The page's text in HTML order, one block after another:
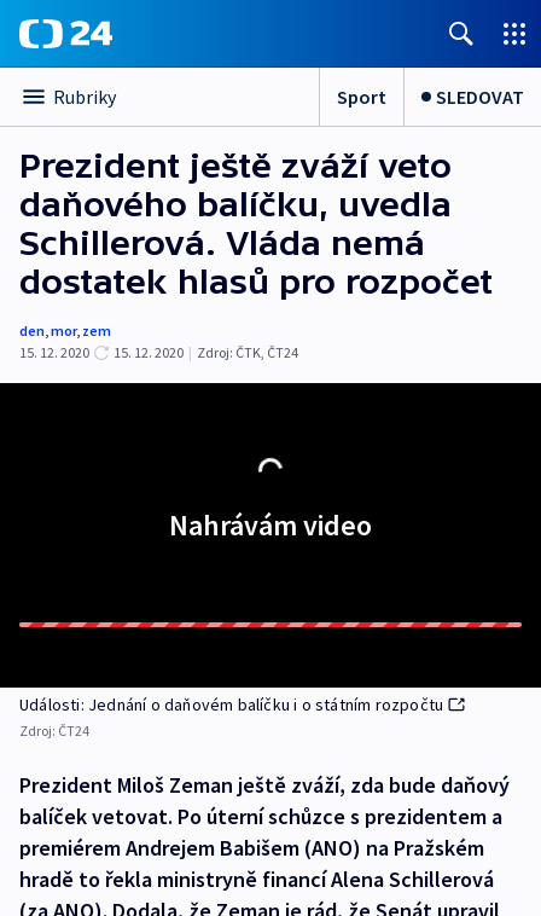
Rubriky Sport SLEDOVAT
Prezident ještě zváží veto
daňového balíčku, uvedla
Schillerová. Vláda nemá
dostatek hlasů pro rozpočet
den,mor, zem
15. 12. 2020
15. 12. 2020 | Zdroj: ČTK, ČT24
Nahrávám video
Události: Jednání o daňovém balíčku i o státním rozpočtu
Zdroj: ČT24
Prezident Miloš Zeman ještě zváží, zda bude daňový
balíček vetovat. Po úterní schůzce s prezidentem a
premiérem Andrejem Babišem (ANO) na Pražském
hradě to řekla ministryně financí Alena Schillerová